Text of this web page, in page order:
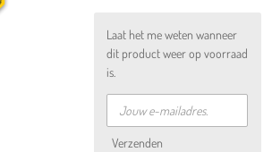
Laat het me weten wanneer
dit product weer op voorraad
is.
Verzenden